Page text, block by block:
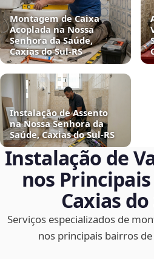
Montagem de Caixa
Acoplada na Nossa
Senhora da Saúde,
Caxias do Sul‑RS
Instalação de Assento
na Nossa Senhora da
Saúde, Caxias do Sul‑RS
Instalação de
nos
Caxias do
Serviços especializados de
nos principais bairros de